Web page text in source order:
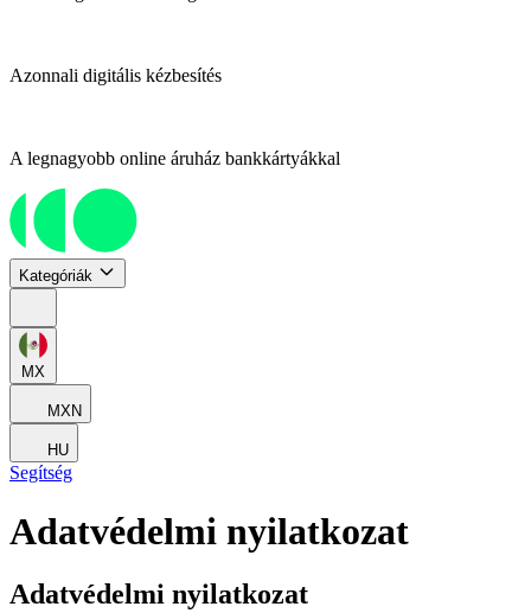
Azonnali digitális kézbesítés
A legnagyobb online áruház bankkártyákkal
Kategóriák
MX
MXN
HU
Segítség
Adatvédelmi nyilatkozat
Adatvédelmi nyilatkozat